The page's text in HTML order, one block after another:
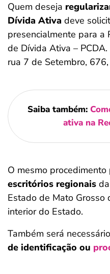
Quem deseja
Dívida Ativa deve
presencialmente para a
de Dívida Ativa –
rua 7 de Setembro,
Saiba também:
ativa na
O mesmo
escritórios regionais
Estado de Mato Grosso
interior do Estado.
Também será
de identificação ou